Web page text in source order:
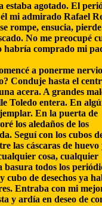
estaba agotado. El
mi admirado Rafael
rompe, ensucia,
No me preocupé
habría comprado mi
a ponerme
Conduje hasta el
acera. A grandes
Toledo entera. En
En la puerta de
los aledaños de los
Seguí con los cubos
las cáscaras de huevo
cosa, cualquier
basura todos los
cubo de desechos ya
Entraba con mi
y ardía en deseo de